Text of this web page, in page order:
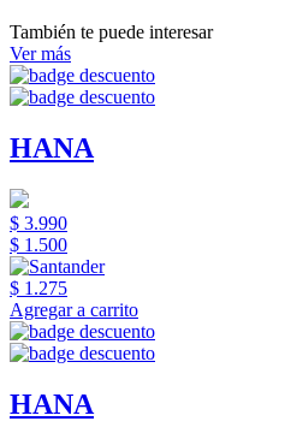
También te puede interesar
Ver más
HANA
$ 3.990
$ 1.500
$ 1.275
Agregar a carrito
HANA